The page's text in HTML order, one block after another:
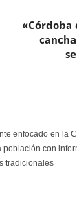
«Córdoba
enfocado en la
con
tradicionales